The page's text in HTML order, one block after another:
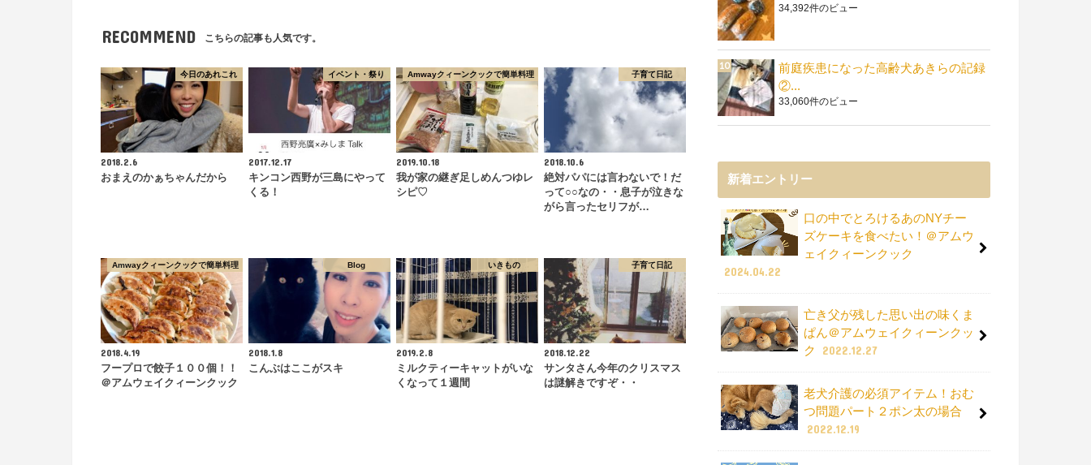
RECOMMEND こちらの記事も人気です。
今日のあれこれ
2018.2.6
おまえのかぁちゃんだから
イベント・祭り
2017.12.17
キンコン西野が三島にやって
くる！
Amwayクィーンクックで簡単料理
2019.10.18
我が家の継ぎ足しめんつゆレ
シピ♡
子育て日記
2018.10.6
絶対パパには言わないで！だ
って○○なの・・息子が泣きな
がら言ったセリフが…
Amwayクィーンクックで簡単料理
2018.4.19
フープロで餃子１００個！！
＠アムウェイクィーンクック
Blog
2018.1.8
こんぶはここがスキ
いきもの
2019.2.8
ミルクティーキャットがいな
くなって１週間
子育て日記
2018.12.22
サンタさん今年のクリスマス
は謎解きですぞ・・
34,392件のビュー
前庭疾患になった高齢犬あきらの記録
②...
33,060件のビュー
新着エントリー
口の中でとろけるあのNYチー
ズケーキを食べたい！＠アムウ
ェイクィーンクック
2024.04.22
亡き父が残した思い出の味くま
ぱん＠アムウェイクィーンクッ
ク
2022.12.27
老犬介護の必須アイテム！おむ
つ問題パート２ポン太の場合
2022.12.19